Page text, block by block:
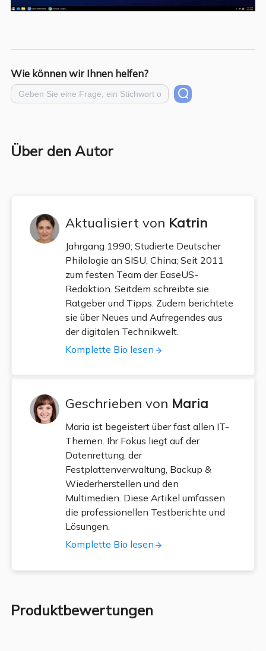
Wie können wir Ihnen helfen?
Über den Autor
Aktualisiert von Katrin
Jahrgang 1990; Studierte Deutscher
Philologie an SISU, China; Seit 2011
zum festen Team der EaseUS-
Redaktion. Seitdem schreibte sie
Ratgeber und Tipps. Zudem berichtete
sie über Neues und Aufregendes aus
der digitalen Technikwelt.
Komplette Bio lesen
Geschrieben von Maria
Maria ist begeistert über fast allen IT-
Themen. Ihr Fokus liegt auf der
Datenrettung, der
Festplattenverwaltung, Backup &
Wiederherstellen und den
Multimedien. Diese Artikel umfassen
die professionellen Testberichte und
Lösungen.
Komplette Bio lesen
Produktbewertungen